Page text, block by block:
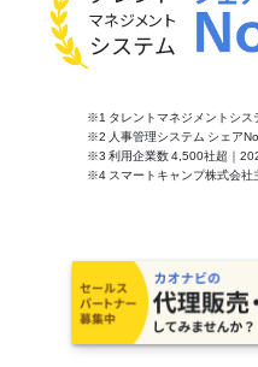
マネジメント
システム
※1 タレントマネジメントシス
※2 人事管理システム シェア
※3 利用企業数 4,500社超｜
※4 スマートキャンプ株式会社